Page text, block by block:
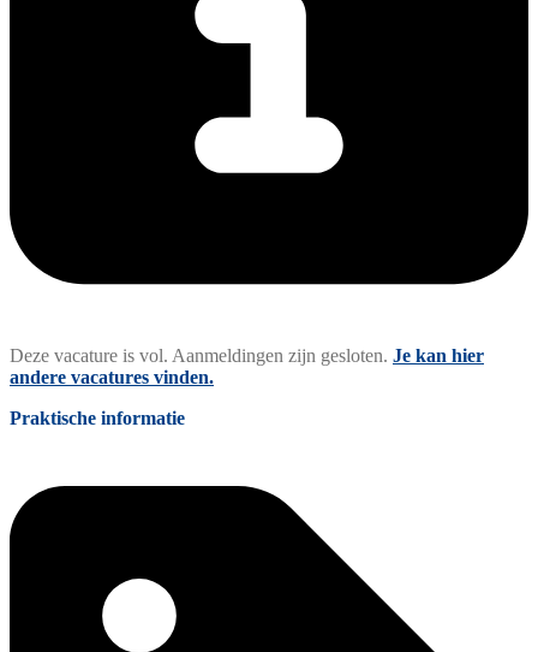
Deze vacature is vol. Aanmeldingen zijn gesloten. Je kan hier
andere vacatures vinden.
Praktische informatie